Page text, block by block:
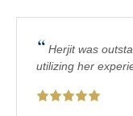
PERSONAL INJURY
PREMISES
“ Herjit was
utilizing her